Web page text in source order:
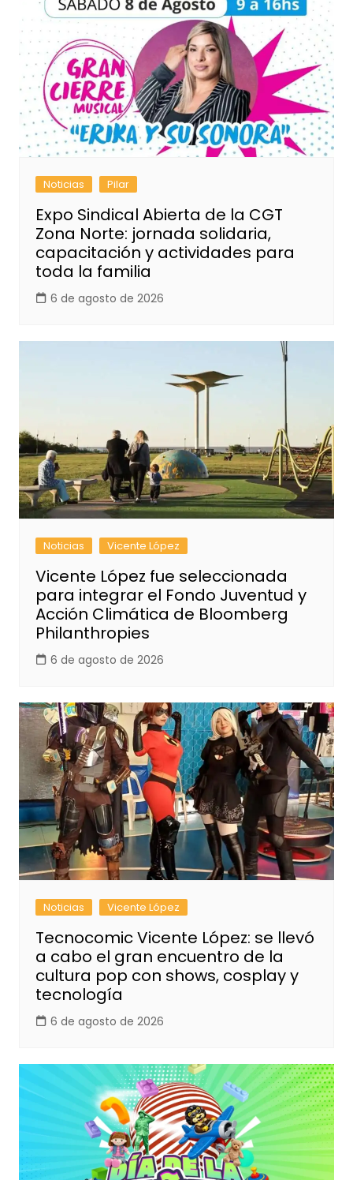
Noticias Pilar
Expo Sindical Abierta de la CGT
Zona Norte: jornada solidaria,
capacitación y actividades para
toda la familia
6 de agosto de 2026
Noticias Vicente López
Vicente López fue seleccionada
para integrar el Fondo Juventud y
Acción Climática de Bloomberg
Philanthropies
6 de agosto de 2026
Noticias Vicente López
Tecnocomic Vicente López: se llevó
a cabo el gran encuentro de la
cultura pop con shows, cosplay y
tecnología
6 de agosto de 2026